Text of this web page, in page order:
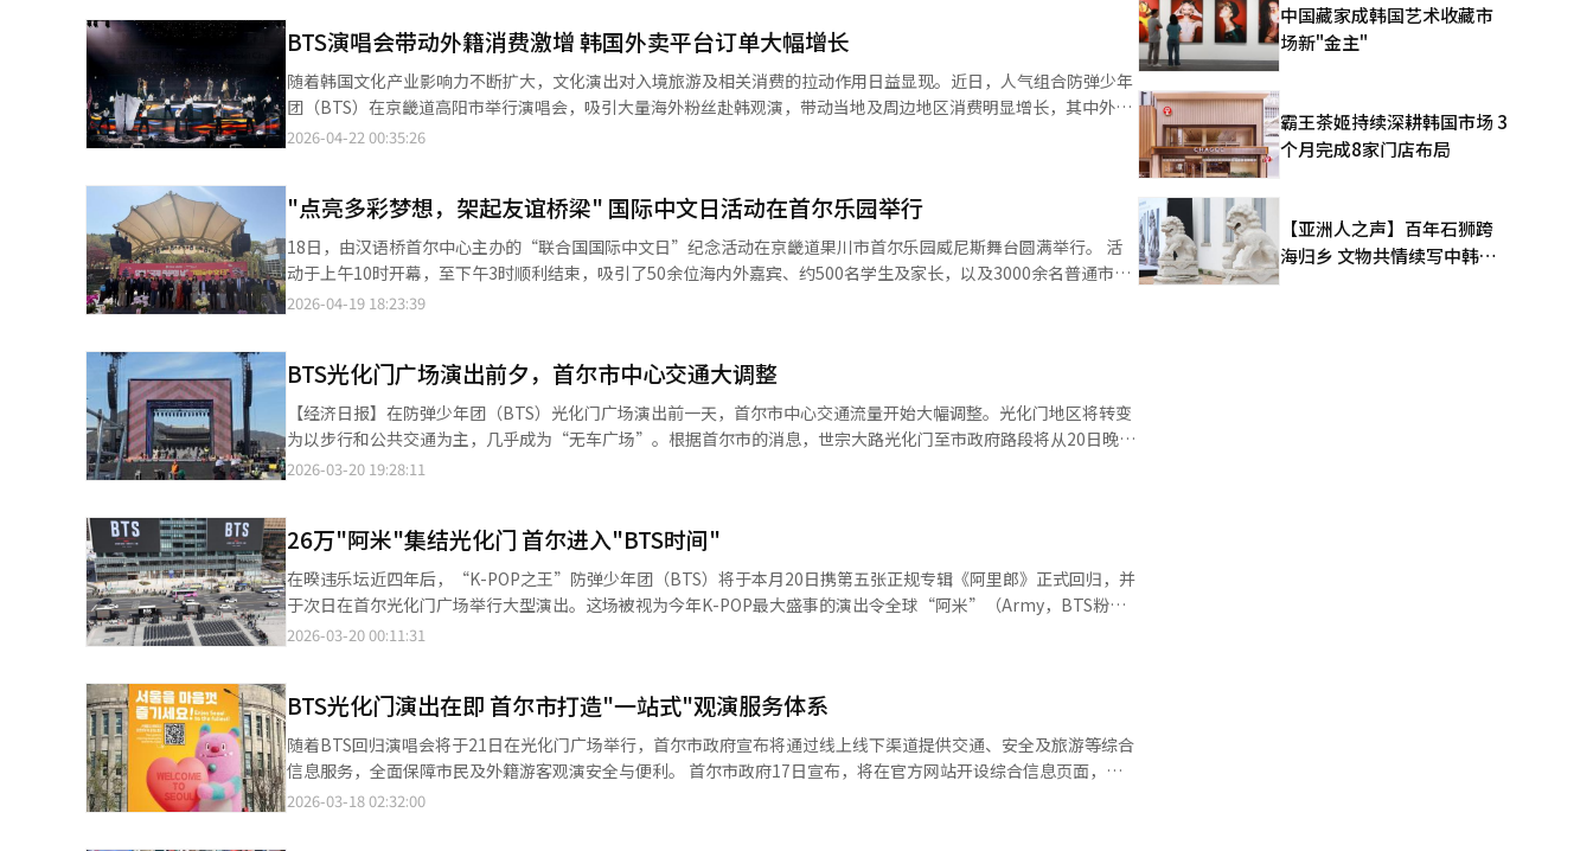
更准确地反映用户指令。因此，在海报、广告横幅、宣传册和演示视觉资料等文本与设计元素同样重要的工作中，应
用前景广阔。 多语言支持也得到了扩展。公司表示，除了英语外，韩语、日语、中文、印地语、孟加拉语等多种语言
的图像生成质量也有所提升。 编辑功能更为精细。用户可以在保留背景和构图的情况下，自然地修改细节。OpenAI
强调，“指令执行能力和细节表现力整体提高”。 还展示了保持相同风格和角色的连续场景生成实例，可以在广告和
宣传材料中广泛应用。 服务对象也扩大了。OpenAI为ChatGPT用户提供基本图像生成功能，并为付费订阅者提供更
BTS演唱会带动外籍消费激增 韩国外卖平台订单大幅增长
随着韩国文化产业影响力不断扩大，文化演出对入境旅游及相关消费的拉动作用日益显现。近日，人气组合防弹少年
团（BTS）在京畿道高阳市举行演唱会，吸引大量海外粉丝赴韩观演，带动当地及周边地区消费明显增长，其中外卖
平台订单量提升尤为突出。 外卖平台“外卖的民族”21日发布数据显示，4月9日至12日期间，平台外籍用户支付订
合运动场所在的一山西区增幅更为显著，订单量增长超过320%。 演出场馆周边区域亦出现联动效应。首尔麻浦区
（弘大、上岩一带）、恩平区及西大门区等地的外籍用户订单量均增长约10%。即便在外籍游客通常较少的工作日
（周四），平台订单量亦出现上升，显示演唱会带来的短期客流导入效应较为显著。 为提升外籍用户使用体验，“外
卖的民族”近年来持续推进服务升级，包括引入基于人工智能的多语言服务体系，并拓展跨境支付方式。目前平台已
支持英语、中文、日语等多语种的下单、支付及配送进度查询，同时在支持海外信用卡韩元结算的基础上，进一步接
增长，未来将通过持续优化产品与服务，进一步提升外国游客的使用便利性，推动平台在跨境消费场景中的渗透率。
2026-04-22 00:35:26
"点亮多彩梦想，架起友谊桥梁" 国际中文日活动在首尔乐园举行
18日，由汉语桥首尔中心主办的“联合国国际中文日”纪念活动在京畿道果川市首尔乐园威尼斯舞台圆满举行。 活
动于上午10时开幕，至下午3时顺利结束，吸引了50余位海内外嘉宾、约500名学生及家长，以及3000余名普通市民
到场参加，现场气氛热烈，互动踊跃。国际中文日是联合国为促进多语种使用、尊重文化多样性而设立的重要纪念
国大使戴兵、韩国佛教太古宗总务院院长常真法师、《亚洲日报》社长梁圭铉，以及中韩企业界、教育界、文化界代
表等出席活动。 主办方代表李祯恩在开幕致辞中表示，国际中文日不仅是重温中文国际价值与文化意义的重要契机，
也是通过语言与文化深化韩中相互理解、拓展教育文化交流的重要平台；她并指出，希望本次活动能够让更多学生、
青少年和普通市民以更加亲近、自然的方式感受中文与中国文化的魅力。 戴兵大使在致辞中表示，国际中文日来临之
际，韩国许多教育机构和学术团体组织开展了丰富多彩的活动，受到广泛欢迎。今天的活动更是带来趣味性十足的沉
象形之美、韵律之美，通过书写汉字姓名，体验汉字使用的乐趣和意义，更深体会父母的心愿和自己的人生价值。要
以中文为桥，加深理解，增进友谊，为促进中韩战略合作伙伴关系发展做出新的更大贡献。 谈及活动对双边关系的意
义时，戴兵表示，中韩两国比邻而居，友好交往源远流长。当前，在两国元首战略引领下，双边关系发展迎来新机
遇。希望通过今天这样的活动，加深理解，增进友谊。这一讲话引发现场来宾与观众广泛共鸣，也进一步凸显了国际
中文日活动在促进民间相知相亲方面的现实意义。 梁圭铉在贺词中表示，联合国设立的“中文日”，并不仅仅是纪念
多语言主义与文化多样性的世界公民共同庆典。我深信，今天大家说出的一句中文，体验文化时获得的一份快乐，都
将成为进一步巩固韩中两国友好关系的重要基石。我们《亚洲日报》也将继续作为连接韩国与中国的桥梁，竭尽全力
发挥媒体应有的作用，推动此类文化交流持续深化与扩大。期待韩中两国教育与文化网络以今天为起点，变得更加丰
富繁荣。 值得一提的是，本次活动的顺利举办，离不开核心赞助商中国石油国际事业有限公司兼韩国公司朱磊代表的
大力支持。朱磊代表长期关心并积极支持韩中文化交流事业，为本次活动提供了重要助力。与此同时，银联国际韩国
2026-04-19 18:23:39
BTS光化门广场演出前夕，首尔市中心交通大调整
【经济日报】在防弹少年团（BTS）光化门广场演出前一天，首尔市中心交通流量开始大幅调整。光化门地区将转变
为以步行和公共交通为主，几乎成为“无车广场”。根据首尔市的消息，世宗大路光化门至市政府路段将从20日晚9
时至22日早6时全面封闭33小时。演出当天21日，社稷路和栗谷路将从下午4时至晚上11时限制车辆通行，部分新门
靠。演出结束后，晚上10时后恢复正常。公交车也将改道运行。经过世宗大路、社稷路、新门安路的51条线路将绕
行，包括社区巴士和京畿巴士在内，共86条线路受影响。改道从20日晚开始，并在演出当天扩大。活动场地周边的步
行安全措施也将加强。光化门站中央公交专用车道站点当天将不停靠。58个自行车租赁点和692个停车架将暂停运营
至22日上午9时。演出当天上午9时至晚上10时，将集中整治非法停车。为减少交通拥堵，首尔市加强了信息指引。
通过首尔交通信息中心（TOPIS）、道路电子显示屏、公交信息终端提供实时交通信息。为外国观众提供英语、日
共交通，并提前确认出行路线。”※ 本报道经人工智能（AI）系统翻译与编辑。
2026-03-20 19:28:11
26万"阿米"集结光化门 首尔进入"BTS时间"
在暌违乐坛近四年后，“K-POP之王”防弹少年团（BTS）将于本月20日携第五张正规专辑《阿里郎》正式回归，并
于次日在首尔光化门广场举行大型演出。这场被视为今年K-POP最大盛事的演出令全球“阿米”（Army，BTS粉丝
官方称呼）陷入狂欢。 演出将于21日晚8时拉开大幕，七名成员将通过光化门三座城门步入舞台。与传统大型长方形
与传统交织的韩国魅力。 演出时长约为1小时，BTS将演唱包括主打歌《SWIM》在内的新曲以及多首经典热门歌曲。
虽然完整歌单尚未公布，但考虑到时间限制，预计不会演唱全部14首新歌。 根据经纪公司Big Hit Music此前提交的
计划，舞台将由BTS七名成员、50名伴舞以及13人规模的“阿里郎”国乐团共同完成，不过具体演出形式仍可能有所
调整。 此次演出的总导演为曾执导美国超级碗中场秀的哈密什·汉密尔顿（Hamish Hamilton），将通过奈飞
（Netflix）向全球190多个国家（地区）直播，这也是韩国大型活动首次通过奈飞实现全球同步直播。 结束光化门演
2026-03-20 00:11:31
BTS光化门演出在即 首尔市打造"一站式"观演服务体系
随着BTS回归演唱会将于21日在光化门广场举行，首尔市政府宣布将通过线上线下渠道提供交通、安全及旅游等综合
信息服务，全面保障市民及外籍游客观演安全与便利。 首尔市政府17日宣布，将在官方网站开设综合信息页面，实
时更新交通管制、公共交通及现场安全等信息。该页面还支持英文、中文、日文，以方便外籍游客获取相关信息。 根
2026-03-18 02:32:00
中国藏家成韩国艺术收藏市
场新"金主"
霸王茶姬持续深耕韩国市场 3
个月完成8家门店布局
【亚洲人之声】百年石狮跨
海归乡 文物共情续写中韩人